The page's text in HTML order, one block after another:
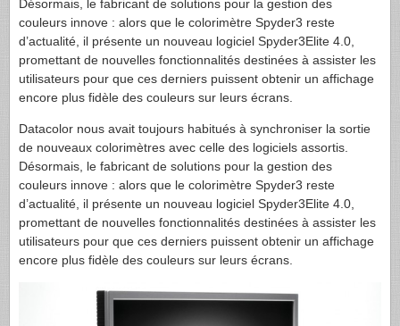
Désormais, le fabricant de solutions pour la gestion des
couleurs innove : alors que le colorimètre Spyder3 reste
d’actualité, il présente un nouveau logiciel Spyder3Elite 4.0,
promettant de nouvelles fonctionnalités destinées à assister les
utilisateurs pour que ces derniers puissent obtenir un affichage
encore plus fidèle des couleurs sur leurs écrans.
Datacolor nous avait toujours habitués à synchroniser la sortie
de nouveaux colorimètres avec celle des logiciels assortis.
Désormais, le fabricant de solutions pour la gestion des
couleurs innove : alors que le colorimètre Spyder3 reste
d’actualité, il présente un nouveau logiciel Spyder3Elite 4.0,
promettant de nouvelles fonctionnalités destinées à assister les
utilisateurs pour que ces derniers puissent obtenir un affichage
encore plus fidèle des couleurs sur leurs écrans.